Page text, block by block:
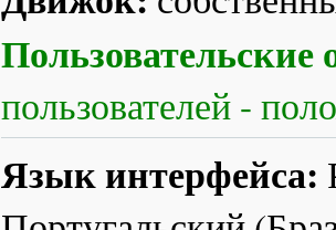
Пользовательские
пользователей -
Язык интерфейса: